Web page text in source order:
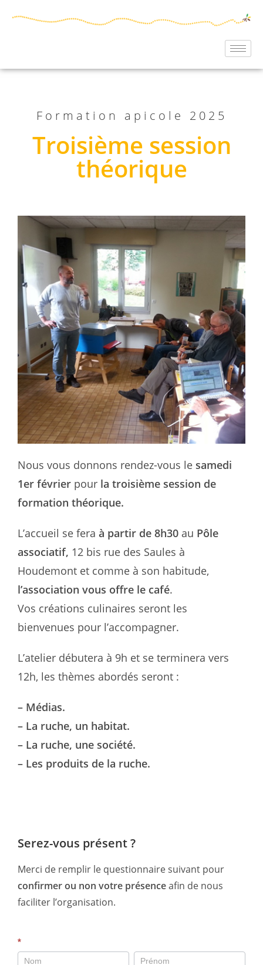
Formation apicole 2025
Troisième session
théorique
Nous vous donnons rendez-vous le samedi
1er février pour la troisième session de
formation théorique.
L’accueil se fera à partir de 8h30 au Pôle
associatif, 12 bis rue des Saules à
Houdemont et comme à son habitude,
l’association vous offre le café.
Vos créations culinaires seront les
bienvenues pour l’accompagner.
L’atelier débutera à 9h et se terminera vers
12h, les thèmes abordés seront :
– Médias.
– La ruche, un habitat.
– La ruche, une société.
– Les produits de la ruche.
Serez-vous présent ?
Merci de remplir le questionnaire suivant pour
confirmer ou non votre présenceafin de nous
faciliter l’organisation.
2025
Participation
*